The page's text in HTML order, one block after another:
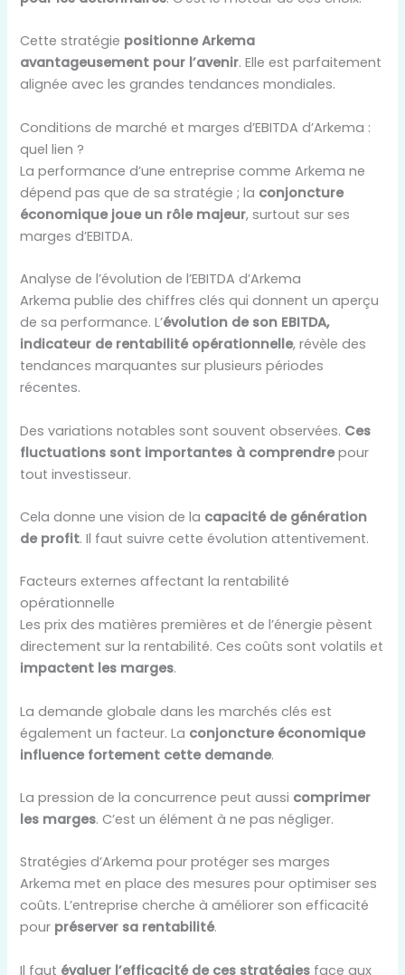
Cette stratégie positionne Arkema
avantageusement pour l’avenir. Elle est parfaitement
alignée avec les grandes tendances mondiales.
Conditions de marché et marges d’EBITDA d’Arkema :
quel lien ?
La performance d’une entreprise comme Arkema ne
dépend pas que de sa stratégie ; la conjoncture
économique joue un rôle majeur, surtout sur ses
marges d’EBITDA.
Analyse de l’évolution de l’EBITDA d’Arkema
Arkema publie des chiffres clés qui donnent un aperçu
de sa performance. L’évolution de son EBITDA,
indicateur de rentabilité opérationnelle, révèle des
tendances marquantes sur plusieurs périodes
récentes.
Des variations notables sont souvent observées. Ces
fluctuations sont importantes à comprendrepour
tout investisseur.
Cela donne une vision de la capacité de génération
de profit. Il faut suivre cette évolution attentivement.
Facteurs externes affectant la rentabilité
opérationnelle
Les prix des matières premières et de l’énergie pèsent
directement sur la rentabilité. Ces coûts sont volatils et
impactent les marges.
La demande globale dans les marchés clés est
également un facteur. La conjoncture économique
influence fortement cette demande.
La pression de la concurrence peut aussi comprimer
les marges. C’est un élément à ne pas négliger.
Stratégies d’Arkema pour protéger ses marges
Arkema met en place des mesures pour optimiser ses
coûts. L’entreprise cherche à améliorer son efficacité
pour préserver sa rentabilité.
Il faut évaluer l’efficacité de ces stratégies face aux